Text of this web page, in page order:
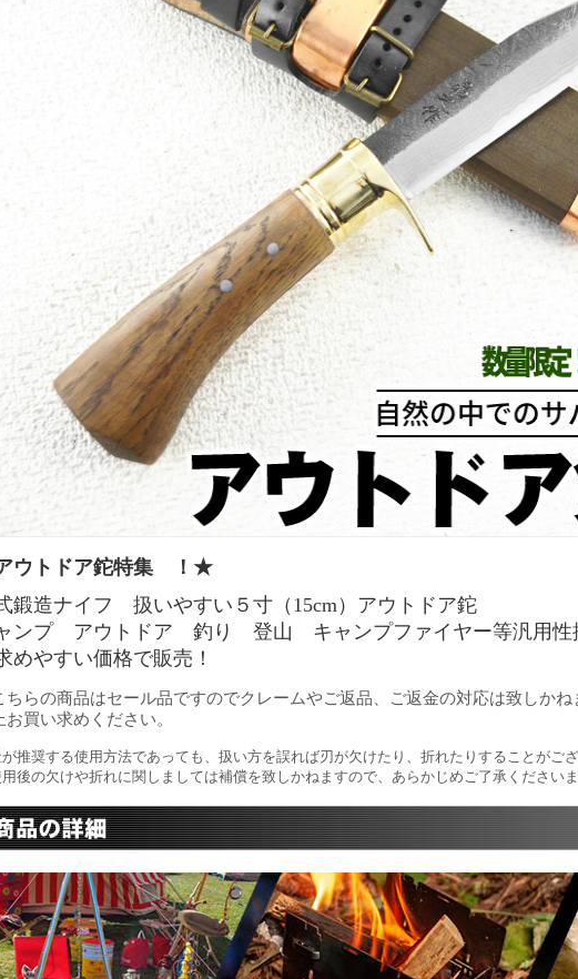
ウトドア鉈特集 ！★
鍛造ナイフ 扱いやすい５寸（15cm）アウトドア鉈
ンプ アウトドア 釣り 登山 キャンプファイヤー等汎用性
めやすい価格で販売！
らの商品はセール品ですのでクレームやご返品、ご返金の対応は致しかね
お買い求めください。
推奨する使用方法であっても、扱い方を誤れば刃が欠けたり、折れたりすることがござ
用後の欠けや折れに関しましては補償を致しかねますので、あらかじめご了承ください